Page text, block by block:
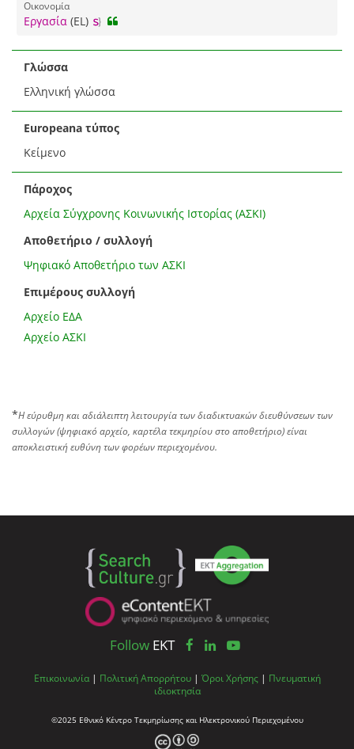
Οικονομία
Εργασία (EL)
Γλώσσα
Ελληνική γλώσσα
Europeana τύπος
Κείμενο
Πάροχος
Αρχεία Σύγχρονης Κοινωνικής Ιστορίας (ΑΣΚΙ)
Αποθετήριο / συλλογή
Ψηφιακό Αποθετήριο των ΑΣΚΙ
Επιμέρους συλλογή
Αρχείο ΕΔΑ
Αρχείο ΑΣΚΙ
*Η εύρυθμη και αδιάλειπτη λειτουργία των διαδικτυακών διευθύνσεων των
συλλογών (ψηφιακό αρχείο, καρτέλα τεκμηρίου στο αποθετήριο) είναι
αποκλειστική ευθύνη των φορέων περιεχομένου.
Follow EKT
Επικοινωνία | Πολιτική Απορρήτου | Όροι Χρήσης | Πνευματική
ιδιοκτησία
©2025 Εθνικό Κέντρο Τεκμηρίωσης και Ηλεκτρονικού Περιεχομένου